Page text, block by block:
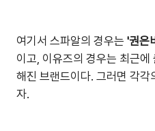
여기서 스파알의 경우는 '권은
이고, 이유즈의 경우는 최근에
해진 브랜드이다. 그러면 각
자.